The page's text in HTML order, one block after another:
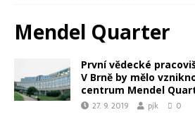
Mendel Quarter
První vědecké
V Brně by mělo
centrum Mendel
27. 9. 2019 pjk 0